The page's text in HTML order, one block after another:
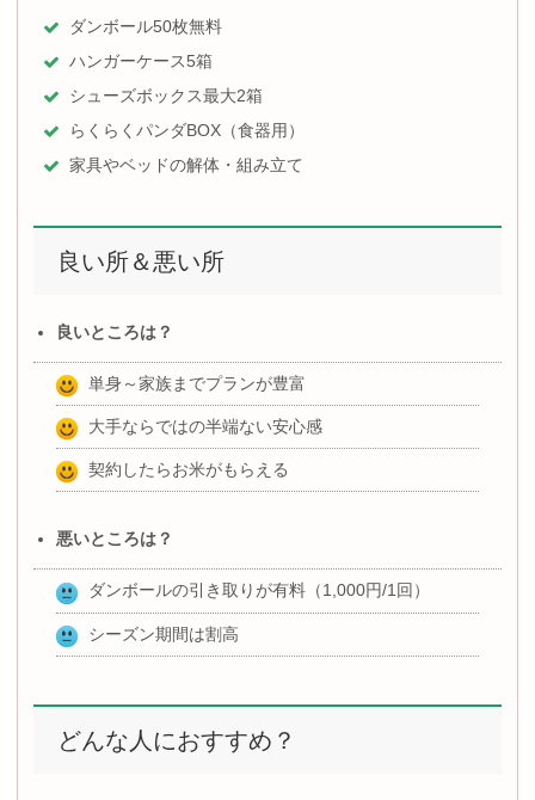
ダンボール50枚無料
ハンガーケース5箱
シューズボックス最大2箱
らくらくパンダBOX（食器用）
家具やベッドの解体・組み立て
良い所＆悪い所
良いところは？
単身～家族までプランが豊富
大手ならではの半端ない安心感
契約したらお米がもらえる
悪いところは？
ダンボールの引き取りが有料（1,000円/1回）
シーズン期間は割高
どんな人におすすめ？